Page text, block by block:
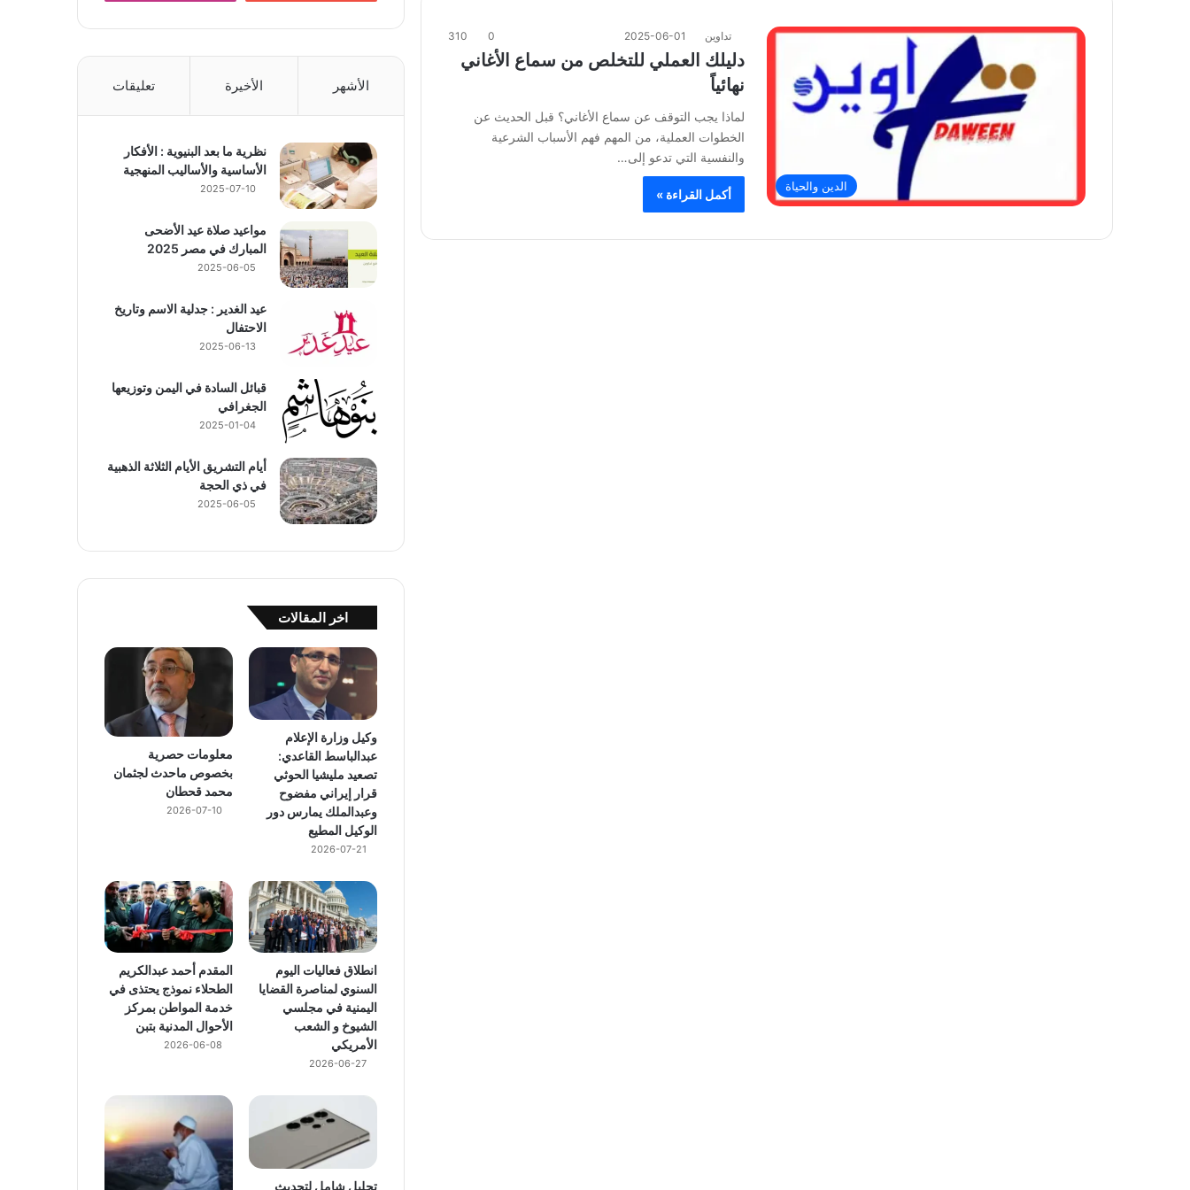
الدين والحياة
تداوين 2025-06-01
0
310
دليلك العملي للتخلص من سماع الأغاني
نهائياً
لماذا يجب التوقف عن سماع الأغاني؟ قبل الحديث عن
الخطوات العملية، من المهم فهم الأسباب الشرعية
والنفسية التي تدعو إلى…
أكمل القراءة »
الأشهر الأخيرة تعليقات
نظرية ما بعد البنيوية : الأفكار
الأساسية والأساليب المنهجية
2025-07-10
مواعيد صلاة عيد الأضحى
المبارك في مصر 2025
2025-06-05
عيد الغدير : جدلية الاسم وتاريخ
الاحتفال
2025-06-13
قبائل السادة في اليمن وتوزيعها
الجغرافي
2025-01-04
أيام التشريق الأيام الثلاثة الذهبية
في ذي الحجة
2025-06-05
اخر المقالات
وكيل وزارة الإعلام
عبدالباسط القاعدي:
تصعيد مليشيا الحوثي
قرار إيراني مفضوح
وعبدالملك يمارس دور
الوكيل المطيع
2026-07-21
معلومات حصرية
بخصوص ماحدث لجثمان
محمد قحطان
2026-07-10
انطلاق فعاليات اليوم
السنوي لمناصرة القضايا
اليمنية في مجلسي
الشيوخ و الشعب
الأمريكي
2026-06-27
المقدم أحمد عبدالكريم
الطحلاء نموذج يحتذى في
خدمة المواطن بمركز
الأحوال المدنية بتبن
2026-06-08
تحليل شامل لتحديث